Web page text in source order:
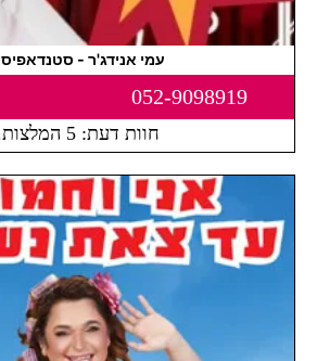
עמי אנידג'ר -
052-9098919
חוות דעת: 5 המלצות.